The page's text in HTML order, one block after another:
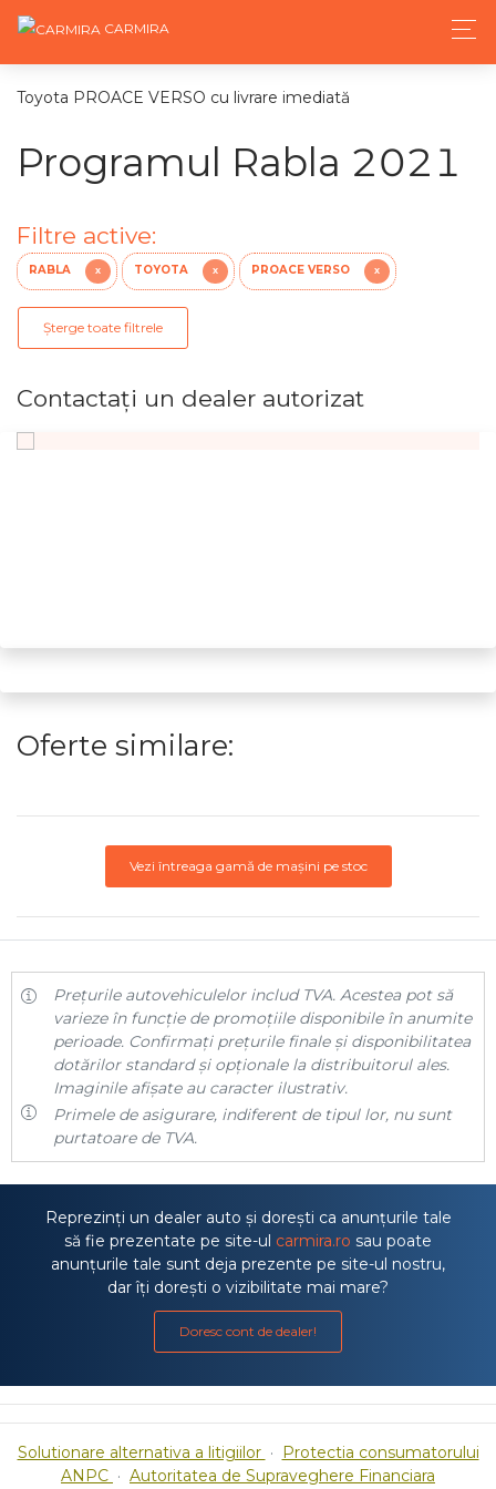
CARMIRA
Toyota PROACE VERSO cu livrare imediată
Programul Rabla 2021
Filtre active:
RABLA X TOYOTA X PROACE VERSO X
Șterge toate filtrele
Contactaţi un dealer autorizat
Oferte similare:
Vezi întreaga gamă de mașini pe stoc
Prețurile autovehiculelor includ TVA. Acestea pot să
varieze în funcție de promoțiile disponibile în anumite
perioade. Confirmați prețurile finale și disponibilitatea
dotărilor standard și opționale la distribuitorul ales.
Imaginile afișate au caracter ilustrativ.
Primele de asigurare, indiferent de tipul lor, nu sunt
purtatoare de TVA.
Reprezinți un dealer auto și dorești ca anunțurile tale
să fie prezentate pe site-ul carmira.ro sau poate
anunțurile tale sunt deja prezente pe site-ul nostru,
dar îți dorești o vizibilitate mai mare?
Doresc cont de dealer!
Solutionare alternativa a litigiilor · Protectia consumatorului
ANPC · Autoritatea de Supraveghere Financiara